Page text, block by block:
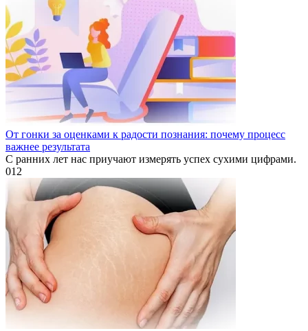
От гонки за оценками к радости познания: почему процесс
важнее результата
С ранних лет нас приучают измерять успех сухими цифрами.
012